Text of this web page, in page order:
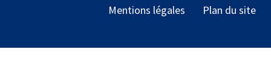
Mentions légales
Plan du site